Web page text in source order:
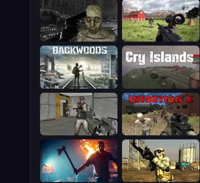
Dead Zed
C-Virus Game: Outbreak
Cry Islands
Backwoods
Infection Z
Warfare Area
Mountain Operation
You Are Being Watched